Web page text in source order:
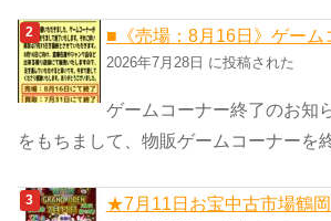
■《売場：8月16日》ゲーム
2026年7月28日 に投稿された
ゲームコーナー終了のお知
をもちまして、物販ゲームコーナーを
★7月11日お宝中古市場鶴